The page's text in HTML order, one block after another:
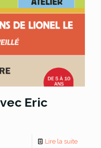
Eric
Lire la suite